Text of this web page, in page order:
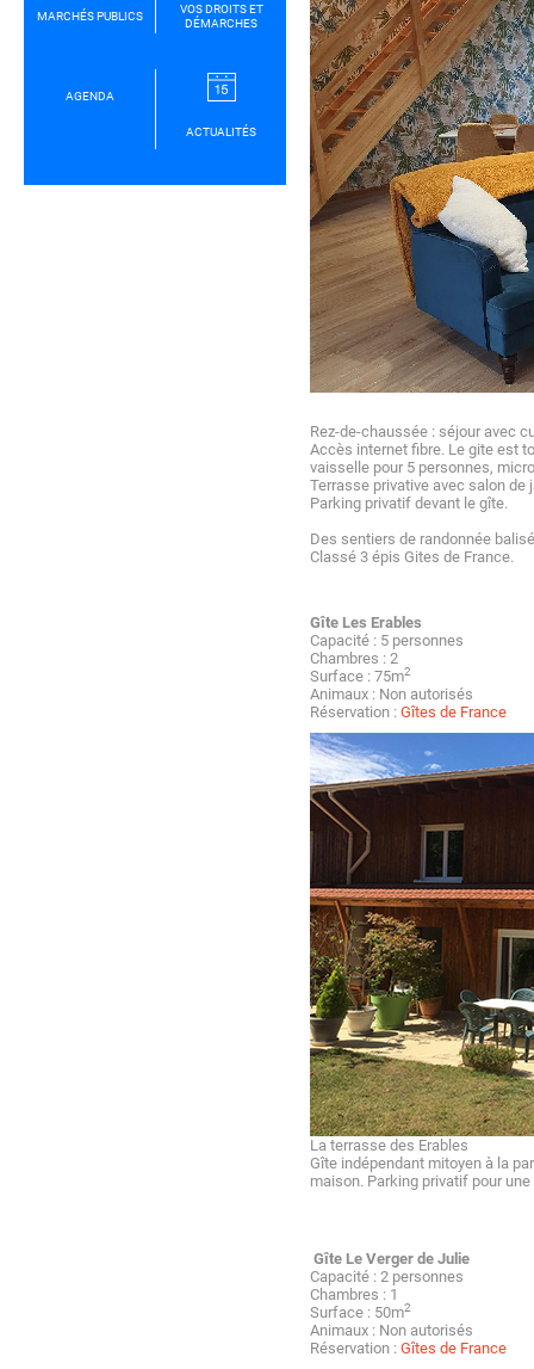
Rez-de-chaussée : séjour avec
Accès internet fibre. Le gite est
vaisselle pour 5 personnes,
Terrasse privative avec salon de
Parking privatif devant le gîte.
Des sentiers de randonnée
Classé 3 épis Gites de France.
Gîte Les Erables
Capacité : 5 personnes
Chambres : 2
Surface : 75m2
Animaux : Non autorisés
Réservation : Gîtes de France
La terrasse des Erables
Gîte indépendant mitoyen à la
maison. Parking privatif pour
Gîte Le Verger de Julie
Capacité : 2 personnes
Chambres : 1
Surface : 50m2
Animaux : Non autorisés
Réservation : Gîtes de France
MARCHÉS PUBLICS
VOS DROITS ET
DÉMARCHES
AGENDA
ACTUALITÉS